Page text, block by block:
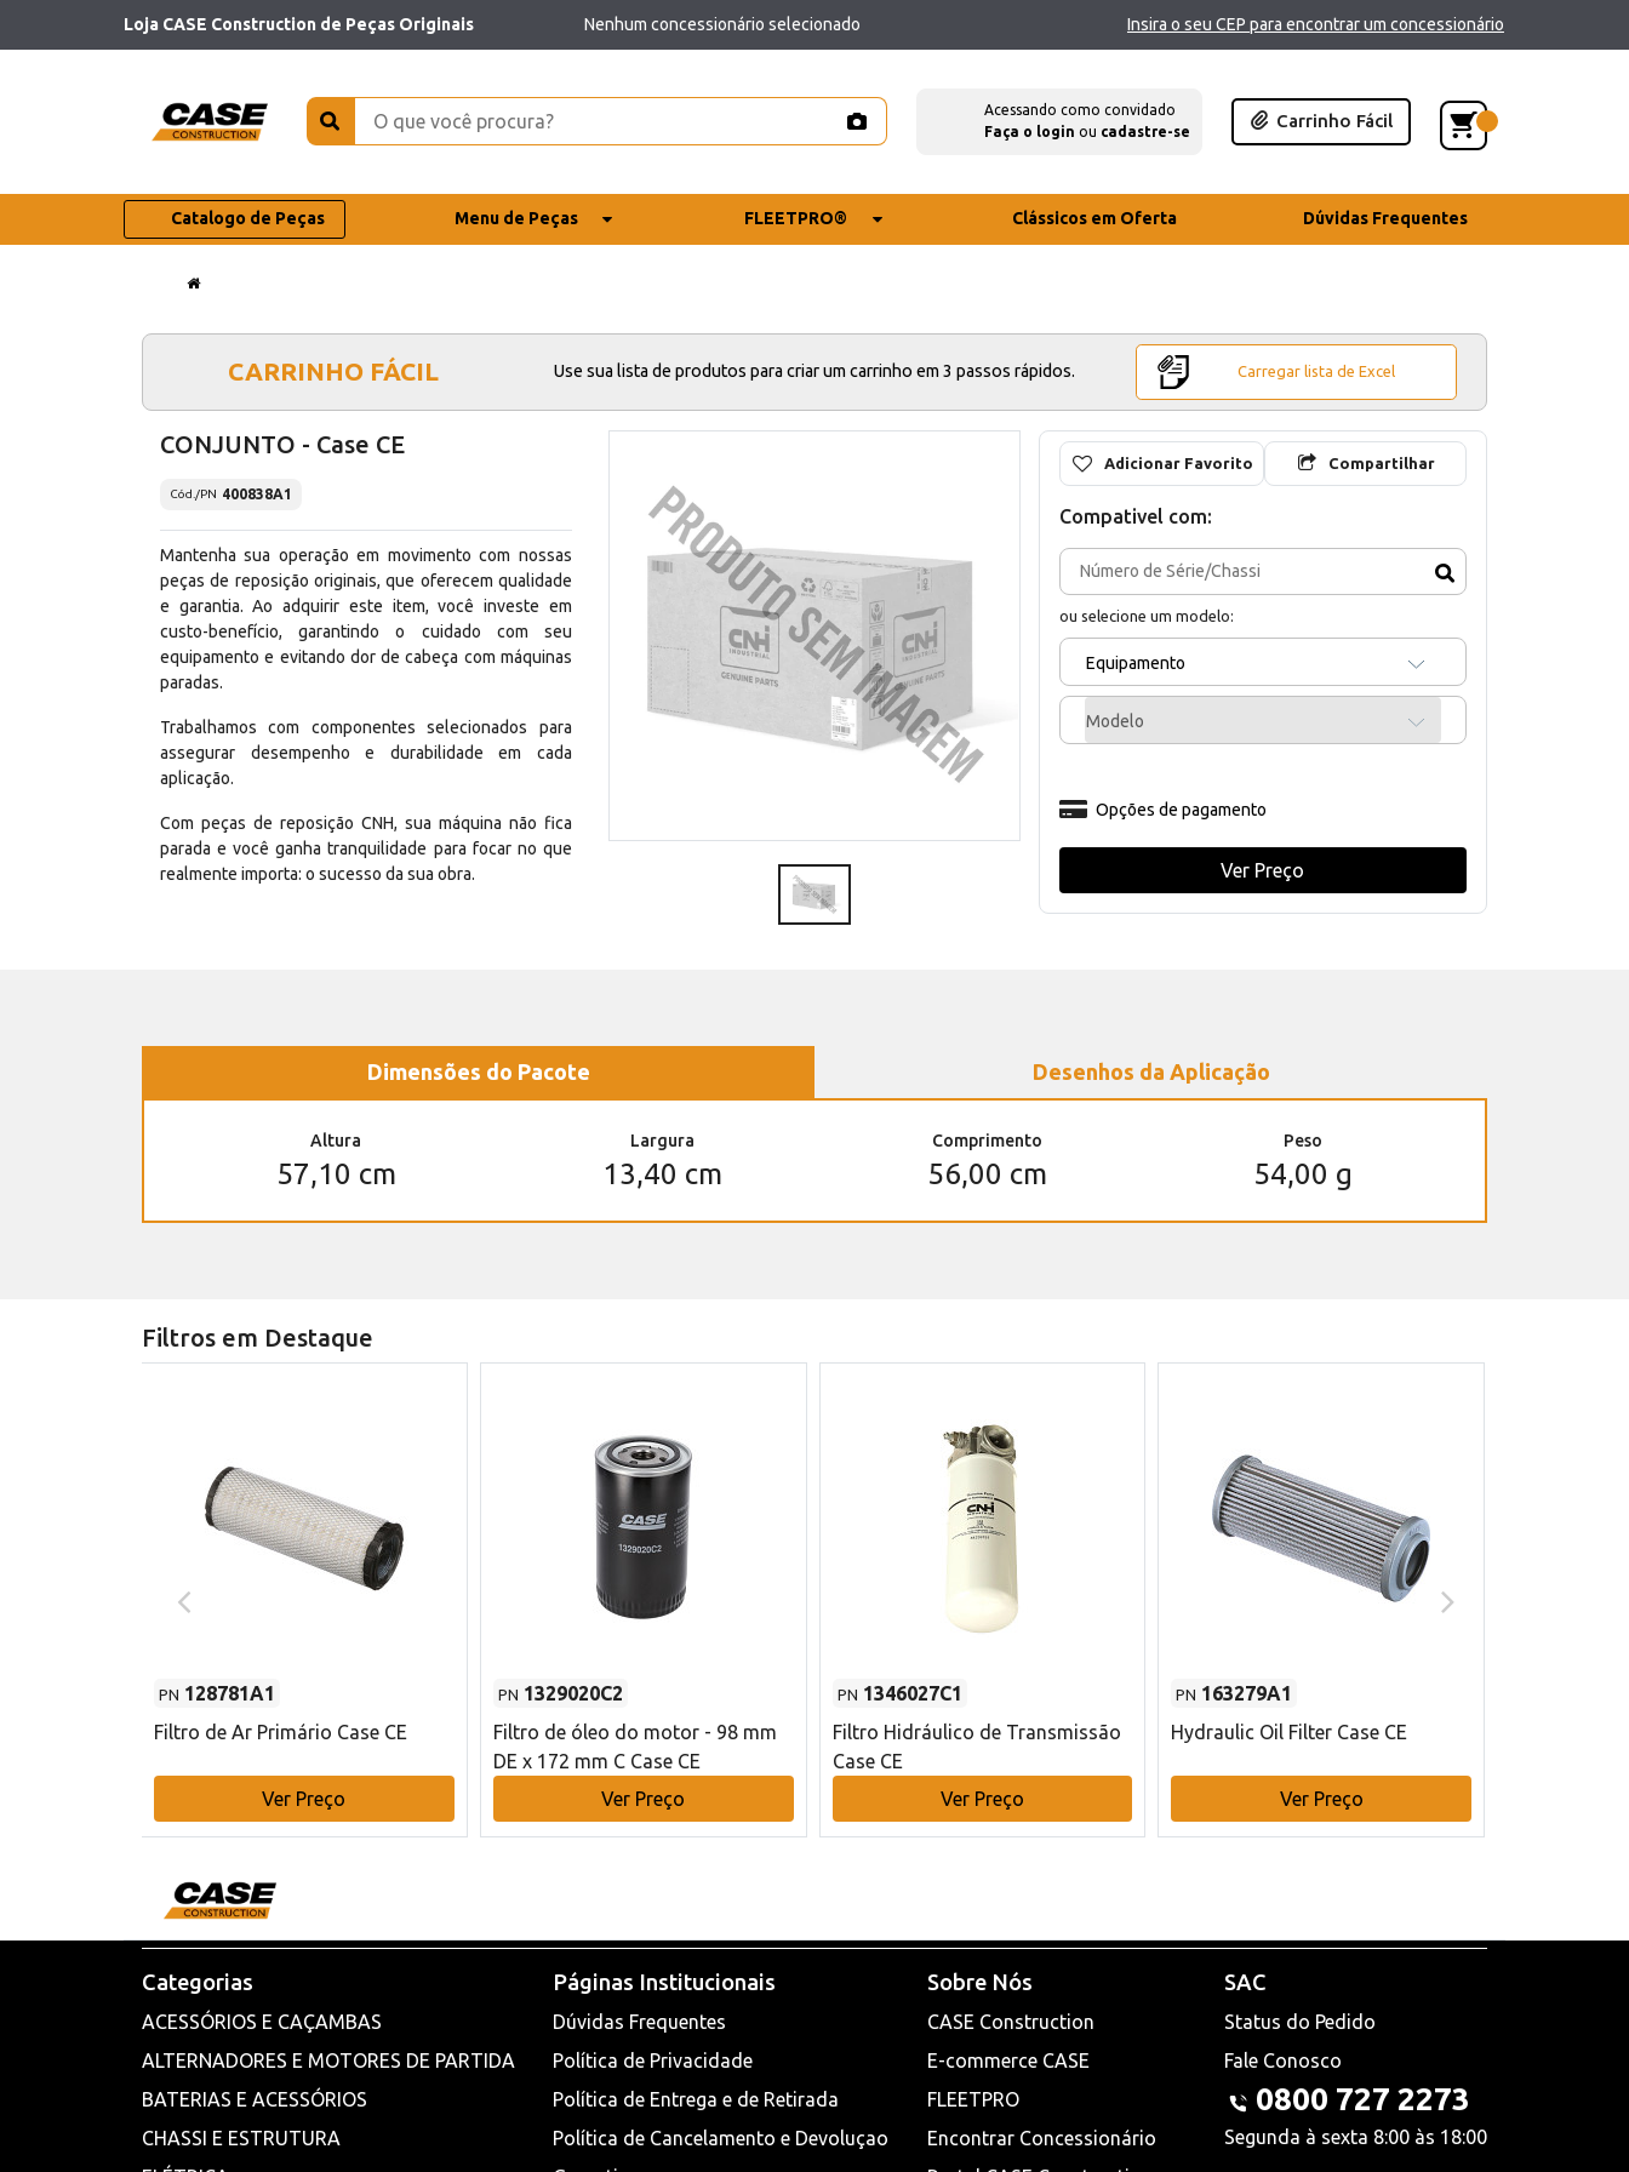
Loja CASE Construction de Peças Originais Nenhum concessionário selecionado Insira o seu CEP para encontrar um concessionário
Acessando como convidado
Faça o login ou cadastre-se
Carrinho Fácil
Catalogo de Peças Menu de Peças FLEETPRO® Clássicos em Oferta Dúvidas Frequentes
CARRINHO FÁCIL Use sua lista de produtos para criar um carrinho em 3 passos rápidos. Carregar lista de Excel
CONJUNTO - Case CE
Cód./PN 400838A1
Mantenha sua operação em movimento com nossas
peças de reposição originais, que oferecem qualidade
e garantia. Ao adquirir este item, você investe em
custo-benefício, garantindo o cuidado com seu
equipamento e evitando dor de cabeça com máquinas
paradas.
Trabalhamos com componentes selecionados para
assegurar desempenho e durabilidade em cada
aplicação.
Com peças de reposição CNH, sua máquina não fica
parada e você ganha tranquilidade para focar no que
realmente importa: o sucesso da sua obra.
Adicionar Favorito Compartilhar
Compativel com:
ou selecione um modelo:
Equipamento
Modelo
Opções de pagamento
Ver Preço
Dimensões do Pacote Desenhos da Aplicação
Altura
57,10 cm
Largura
13,40 cm
Comprimento
56,00 cm
Peso
54,00 g
Filtros em Destaque
PN 128781A1
Filtro de Ar Primário Case CE
Ver Preço
PN 1329020C2
Filtro de óleo do motor - 98 mm
DE x 172 mm C Case CE
Ver Preço
PN 1346027C1
Filtro Hidráulico de Transmissão
Case CE
Ver Preço
PN 163279A1
Hydraulic Oil Filter Case CE
Ver Preço
Categorias
ACESSÓRIOS E CAÇAMBAS
ALTERNADORES E MOTORES DE PARTIDA
BATERIAS E ACESSÓRIOS
CHASSI E ESTRUTURA
Páginas Institucionais
Dúvidas Frequentes
Política de Privacidade
Política de Entrega e de Retirada
Política de Cancelamento e Devoluçao
Sobre Nós
CASE Construction
E-commerce CASE
FLEETPRO
Encontrar Concessionário
SAC
Status do Pedido
Fale Conosco
0800 727 2273
Segunda à sexta 8:00 às 18:00